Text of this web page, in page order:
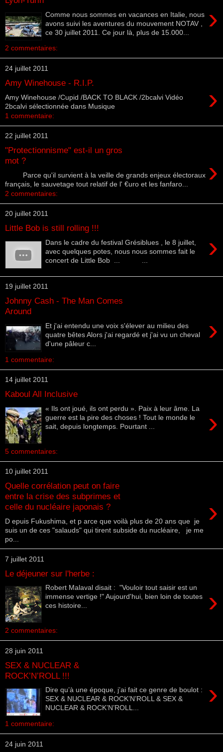
›
Comme nous sommes en vacances en Italie, nous
avons suivi les aventures du mouvement NOTAV ,
ce 30 juillet 2011. Ce jour là, plus de 15.000...
2 commentaires:
24 juillet 2011
Amy Winehouse - R.I.P. ›
Amy Winehouse /Cupid /BACK TO BLACK /2bcalvi Vidéo
2bcalvi sélectionnée dans Musique
1 commentaire:
22 juillet 2011
"Protectionnisme" est-il un gros
mot ?
›
Parce qu'il survient à la veille de grands enjeux électoraux
français, le sauvetage tout relatif de l' €uro et les fanfaro...
2 commentaires:
20 juillet 2011
Little Bob is still rolling !!!
›
Dans le cadre du festival Grésiblues , le 8 juillet,
avec quelques potes, nous nous sommes fait le
concert de Little Bob ... ...
19 juillet 2011
Johnny Cash - The Man Comes
Around
›
Et j'ai entendu une voix s'élever au milieu des
quatre bêtes Alors j'ai regardé et j'ai vu un cheval
d'une pâleur c...
1 commentaire:
14 juillet 2011
Kaboul All Inclusive
›
« Ils ont joué, ils ont perdu ». Paix à leur âme. La
guerre est la pire des choses ! Tout le monde le
sait, depuis longtemps. Pourtant ...
5 commentaires:
10 juillet 2011
Quelle corrélation peut on faire
entre la crise des subprimes et
celle du nucléaire japonais ?
›
D epuis Fukushima, et p arce que voilà plus de 20 ans que je
suis un de ces "salauds" qui tirent subside du nucléaire, je me
po...
7 juillet 2011
Le déjeuner sur l'herbe :
›
Robert Malaval disait : "Vouloir tout saisir est un
immense vertige !" Aujourd'hui, bien loin de toutes
ces histoire...
2 commentaires:
28 juin 2011
SEX & NUCLEAR &
ROCK’N’ROLL !!!
›
Dire qu’à une époque, j’ai fait ce genre de boulot :
SEX & NUCLEAR & ROCK’N’ROLL & SEX &
NUCLEAR & ROCK’N’ROLL...
1 commentaire:
24 juin 2011